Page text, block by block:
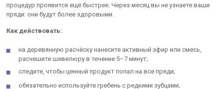
процедур проявится ещё быстрее. Через месяц вы не узнаете ваши
пряди: они будут более здоровыми.
Как действовать:
на деревянную расчёску нанесите активный эфир или смесь,
расчешите шевелюру в течение 5–7 минут;
следите, чтобы ценный продукт попал на все пряди;
обязательно используйте гребень с редкими зубцами;